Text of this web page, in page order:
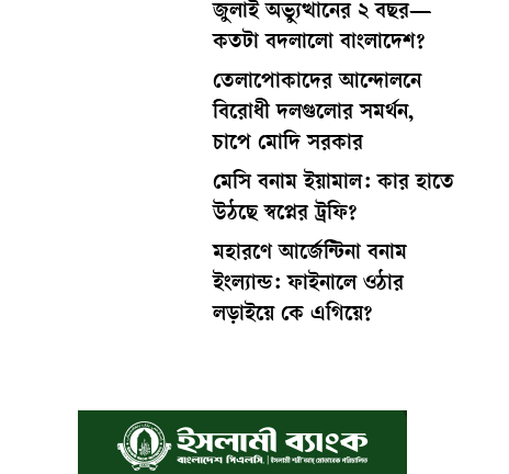
জুলাই অভ্যুত্থানের ২ বছর—
কতটা বদলালো বাংলাদেশ?
তেলাপোকাদের আন্দোলনে
বিরোধী দলগুলোর সমর্থন,
চাপে মোদি সরকার
মেসি বনাম ইয়ামাল: কার হাতে
উঠছে স্বপ্নের ট্রফি?
মহারণে আর্জেন্টিনা বনাম
ইংল্যান্ড: ফাইনালে ওঠার
লড়াইয়ে কে এগিয়ে?